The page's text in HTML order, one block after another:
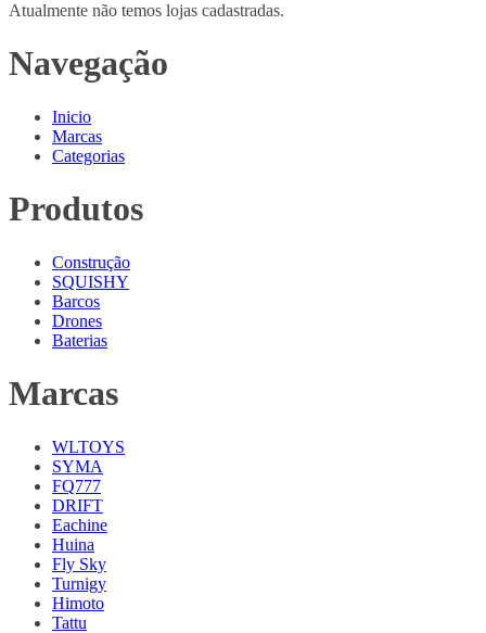
Atualmente não temos lojas cadastradas.
Navegação
Inicio
Marcas
Categorias
Produtos
Construção
SQUISHY
Barcos
Drones
Baterias
Marcas
WLTOYS
SYMA
FQ777
DRIFT
Eachine
Huina
Fly Sky
Turnigy
Himoto
Tattu